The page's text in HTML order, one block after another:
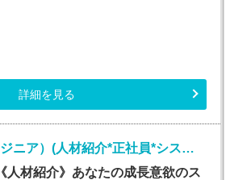
詳細を見る
SE（システムエンジニア）(人材紹介*正社員*システムエンジニア業務*勤務地多数!!!)
《人材紹介》あなたの成長意欲のス